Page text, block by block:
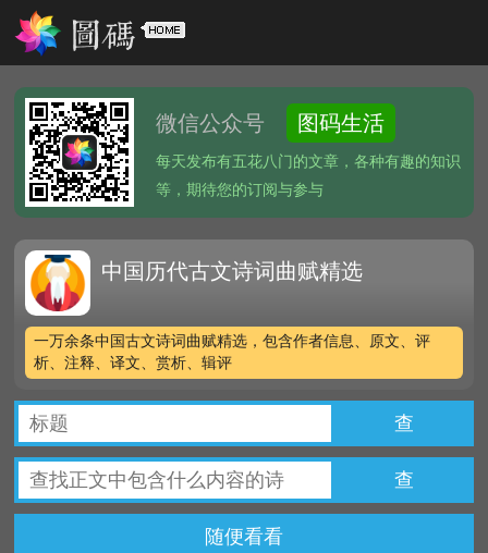
微信公众号 图码生活
每天发布有五花八门的文章，各种有趣的知识
等，期待您的订阅与参与
中国历代古文诗词曲赋精选
一万余条中国古文诗词曲赋精选，包含作者信息、原文、评
析、注释、译文、赏析、辑评
查
查
随便看看